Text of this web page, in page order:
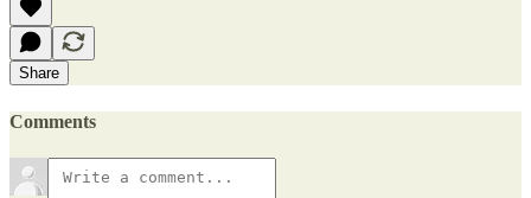
Share
Comments